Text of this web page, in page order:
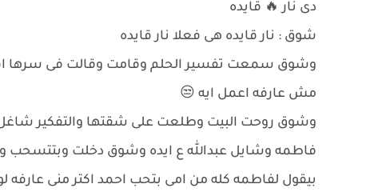
دى نار 🔥 قايده
شوق : نار قايده هى فعلا نار قايده
وشوق سمعت تفسير الحلم وقامت وقالت فى سرها
مش عارفه اعمل ايه 😒
وشوق روحت البيت وطلعت على شقتها والتفكير
فاطمه وشايل عبدالله ع ايده وشوق دخلت
بيقول لفاطمه كله من امى بتحب احمد اكتر منى